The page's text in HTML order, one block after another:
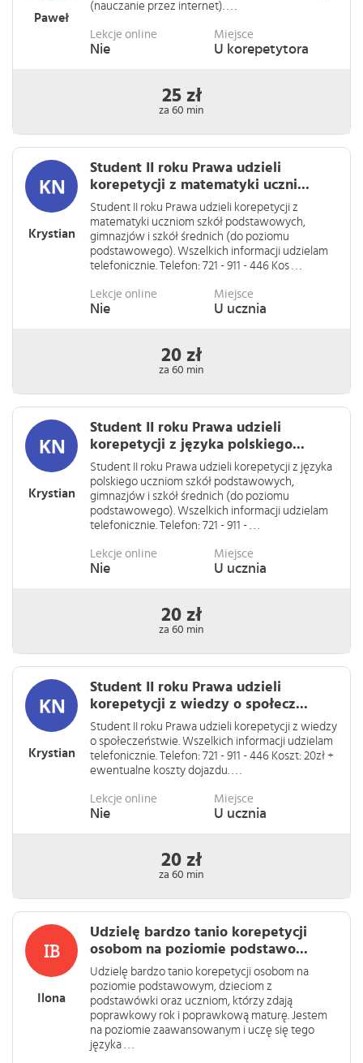
Paweł
(nauczanie przez internet). . . .
Lekcje online
Nie
Miejsce
U korepetytora
25 zł
za 60 min
Krystian
Student II roku Prawa udzieli
korepetycji z matematyki uczni...
Student II roku Prawa udzieli korepetycji z
matematyki uczniom szkół podstawowych,
gimnazjów i szkół średnich (do poziomu
podstawowego). Wszelkich informacji udzielam
telefonicznie. Telefon: 721 - 911 - 446 Kos . . .
Lekcje online
Nie
Miejsce
U ucznia
20 zł
za 60 min
Krystian
Student II roku Prawa udzieli
korepetycji z języka polskiego...
Student II roku Prawa udzieli korepetycji z języka
polskiego uczniom szkół podstawowych,
gimnazjów i szkół średnich (do poziomu
podstawowego). Wszelkich informacji udzielam
telefonicznie. Telefon: 721 - 911 - . . .
Lekcje online
Nie
Miejsce
U ucznia
20 zł
za 60 min
Krystian
Student II roku Prawa udzieli
korepetycji z wiedzy o społecz...
Student II roku Prawa udzieli korepetycji z wiedzy
o społeczeństwie. Wszelkich informacji udzielam
telefonicznie. Telefon: 721 - 911 - 446 Koszt: 20zł +
ewentualne koszty dojazdu. . . .
Lekcje online
Nie
Miejsce
U ucznia
20 zł
za 60 min
Ilona
Udzielę bardzo tanio korepetycji
osobom na poziomie podstawo...
Udzielę bardzo tanio korepetycji osobom na
poziomie podstawowym, dzieciom z
podstawówki oraz uczniom, którzy zdają
poprawkowy rok i poprawkową maturę. Jestem
na poziomie zaawansowanym i uczę się tego
języka . . .